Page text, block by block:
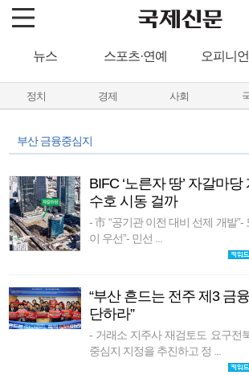
뉴스 스포츠·연예 오피니언
정치 경제 사회
부산 금융중심지
BIFC ‘노른자 땅’ 자갈마
수호 시동 걸까
- 市 “공기관 이전 대비 선제 개발”-
이 우선”- 민선 ...
“부산 흔드는 전주 제3 금
단하라”
- 거래소 지주사 재검토도 요구전
중심지 지정을 추진하고 정 ...